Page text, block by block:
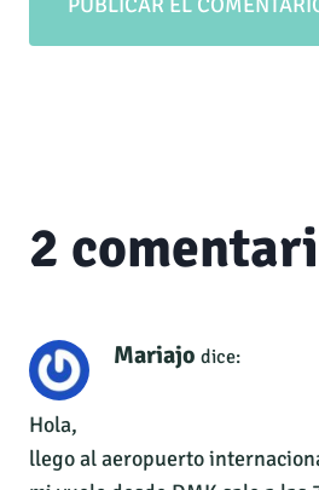
2
Mariajo dice:
Hola,
llego al aeropuerto